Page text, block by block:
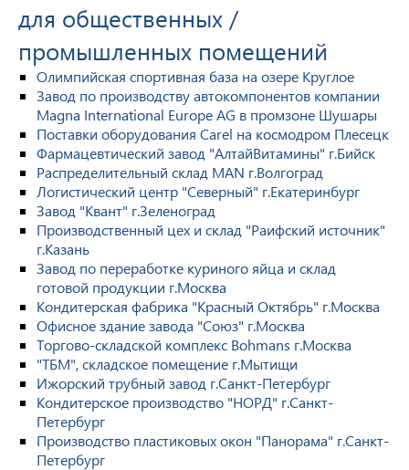
для общественных /
промышленных помещений
Олимпийская спортивная база на озере Круглое
Завод по производству автокомпонентов компании
Magna International Europe AG в промзоне Шушары
Поставки оборудования Carel на космодром Плесецк
Фармацевтический завод "АлтайВитамины" г.Бийск
Распределительный склад MAN г.Волгоград
Логистический центр "Северный" г.Екатеринбург
Завод "Квант" г.Зеленоград
Производственный цех и склад "Раифский источник"
г.Казань
Завод по переработке куриного яйца и склад
готовой продукции г.Москва
Кондитерская фабрика "Красный Октябрь" г.Москва
Офисное здание завода "Союз" г.Москва
Торгово-складской комплекс Bohmans г.Москва
"ТБМ", складское помещение г.Мытищи
Ижорский трубный завод г.Санкт-Петербург
Кондитерское производство "НОРД" г.Санкт-
Петербург
Производство пластиковых окон "Панорама" г.Санкт-
Петербург